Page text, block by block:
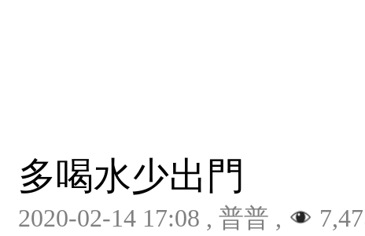
多喝水少出門
2020-02-14 17:08 , 普普 ,